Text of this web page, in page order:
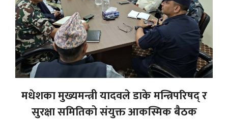
मधेशका मुख्यमन्त्री यादवले डाके मन्त्रिपरिषद् र
सुरक्षा समितिको संयुक्त आकस्मिक बैठक